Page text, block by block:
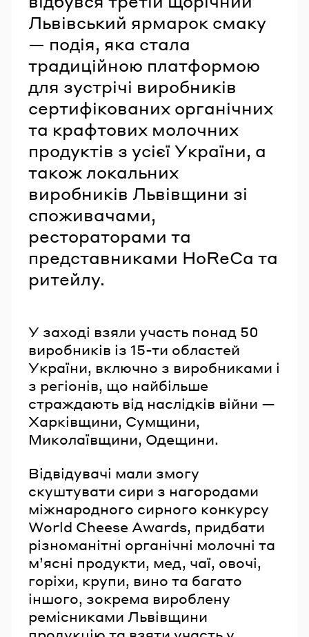
Львівський ярмарок смаку
— подія, яка стала
традиційною платформою
для зустрічі виробників
сертифікованих органічних
та крафтових молочних
продуктів з усієї України, а
також локальних
виробників Львівщини зі
споживачами,
рестораторами та
представниками HoReCa та
ритейлу.
У заході взяли участь понад 50
виробників із 15-ти областей
України, включно з виробниками і
з регіонів, що найбільше
страждають від наслідків війни —
Харківщини, Сумщини,
Миколаївщини, Одещини.
Відвідувачі мали змогу
скуштувати сири з нагородами
міжнародного сирного конкурсу
World Cheese Awards, придбати
різноманітні органічні молочні та
мʼясні продукти, мед, чаї, овочі,
горіхи, крупи, вино та багато
іншого, зокрема вироблену
ремісниками Львівщини